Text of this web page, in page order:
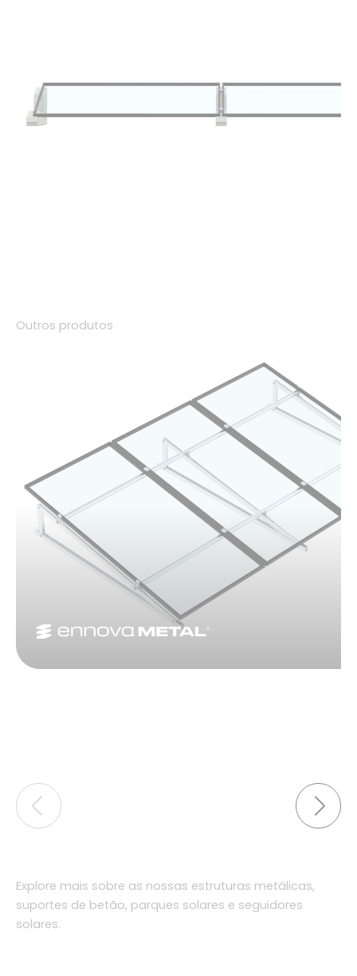
Outros produtos
Explore mais sobre as nossas estruturas metálicas,
suportes de betão, parques solares e seguidores
solares.